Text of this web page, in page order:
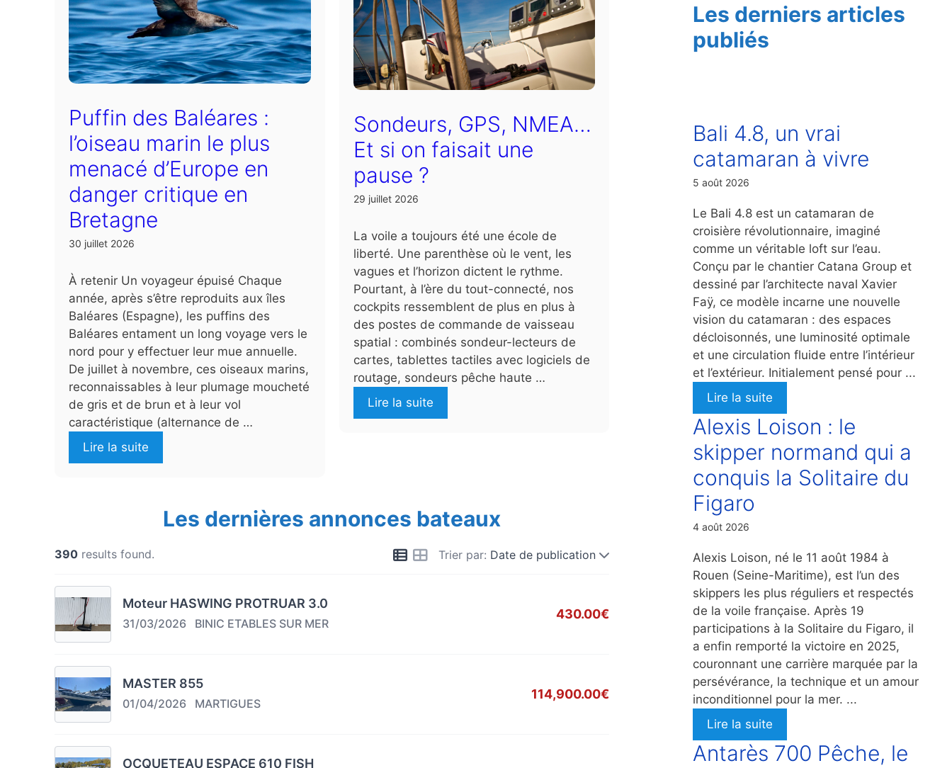
Puffin des Baléares :
l’oiseau marin le plus
menacé d’Europe en
danger critique en
Bretagne
30 juillet 2026
À retenir Un voyageur épuisé Chaque
année, après s’être reproduits aux îles
Baléares (Espagne), les puffins des
Baléares entament un long voyage vers le
nord pour y effectuer leur mue annuelle.
De juillet à novembre, ces oiseaux marins,
reconnaissables à leur plumage moucheté
de gris et de brun et à leur vol
caractéristique (alternance de …
Lire la suite
Sondeurs, GPS, NMEA…
Et si on faisait une
pause ?
29 juillet 2026
La voile a toujours été une école de
liberté. Une parenthèse où le vent, les
vagues et l’horizon dictent le rythme.
Pourtant, à l’ère du tout-connecté, nos
cockpits ressemblent de plus en plus à
des postes de commande de vaisseau
spatial : combinés sondeur-lecteurs de
cartes, tablettes tactiles avec logiciels de
routage, sondeurs pêche haute …
Lire la suite
Les dernières annonces bateaux
Trier par: Date de publication
390 results found.
Moteur HASWING PROTRUAR 3.0
31/03/2026 BINIC ETABLES SUR MER
430.00€
MASTER 855
01/04/2026 MARTIGUES
114,900.00€
OCQUETEAU ESPACE 610 FISH
Les derniers articles
publiés
Bali 4.8, un vrai
catamaran à vivre
5 août 2026
Le Bali 4.8 est un catamaran de
croisière révolutionnaire, imaginé
comme un véritable loft sur l’eau.
Conçu par le chantier Catana Group et
dessiné par l’architecte naval Xavier
Faÿ, ce modèle incarne une nouvelle
vision du catamaran : des espaces
décloisonnés, une luminosité optimale
et une circulation fluide entre l’intérieur
et l’extérieur. Initialement pensé pour ...
Lire la suite
Alexis Loison : le
skipper normand qui a
conquis la Solitaire du
Figaro
4 août 2026
Alexis Loison, né le 11 août 1984 à
Rouen (Seine-Maritime), est l’un des
skippers les plus réguliers et respectés
de la voile française. Après 19
participations à la Solitaire du Figaro, il
a enfin remporté la victoire en 2025,
couronnant une carrière marquée par la
persévérance, la technique et un amour
inconditionnel pour la mer. ...
Lire la suite
Antarès 700 Pêche, le